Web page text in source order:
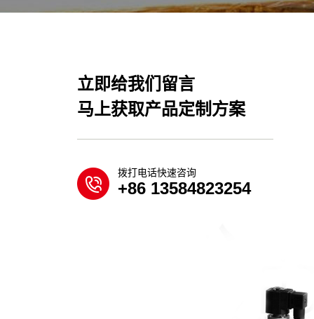
立即给我们留言
马上获取产品定制方案
拨打电话快速咨询
+86 13584823254